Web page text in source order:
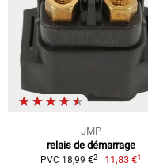
JMP
relais de démarrage
PVC 18,99 €2 11,83 €1